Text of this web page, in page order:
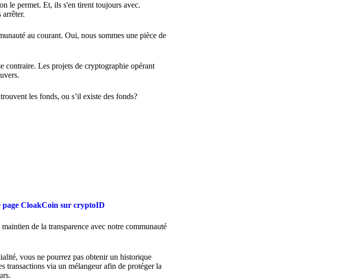
le permet. Et, ils s'en tirent toujours avec.
au courant. Oui, nous sommes une pièce de
contraire. Les projets de cryptographie opérant
les fonds, ou s’il existe des fonds?
page CloakCoin sur cryptoID
de la transparence avec notre communauté
vous ne pourrez pas obtenir un historique
transactions via un mélangeur afin de protéger la